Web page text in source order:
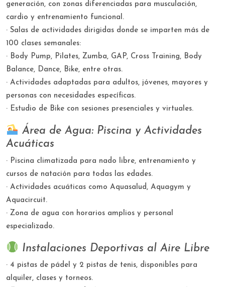
generación, con zonas diferenciadas para musculación,
cardio y entrenamiento funcional.
· Salas de actividades dirigidas donde se imparten más de
100 clases semanales:
· Body Pump, Pilates, Zumba, GAP, Cross Training, Body
Balance, Dance, Bike, entre otras.
· Actividades adaptadas para adultos, jóvenes, mayores y
personas con necesidades específicas.
· Estudio de Bike con sesiones presenciales y virtuales.
Área de Agua: Piscina y Actividades
Acuáticas
· Piscina climatizada para nado libre, entrenamiento y
cursos de natación para todas las edades.
· Actividades acuáticas como Aquasalud, Aquagym y
Aquacircuit.
· Zona de agua con horarios amplios y personal
especializado.
Instalaciones Deportivas al Aire Libre
· 4 pistas de pádel y 2 pistas de tenis, disponibles para
alquiler, clases y torneos.